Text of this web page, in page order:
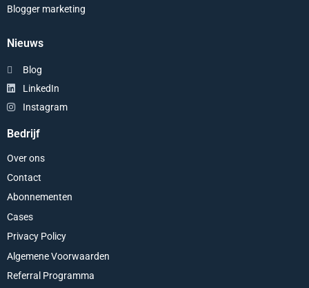
Blogger marketing
Nieuws
Blog
LinkedIn
Instagram
Bedrijf
Over ons
Contact
Abonnementen
Cases
Privacy Policy
Algemene Voorwaarden
Referral Programma